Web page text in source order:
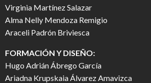
Virginia Martínez Salazar
Alma Nelly Mendoza Remigio
Araceli Padrón Briviesca
FORMACIÓN Y DISEÑO:
Hugo Adrián Ábrego García
Ariadna Krupskaia Álvarez Amavizca